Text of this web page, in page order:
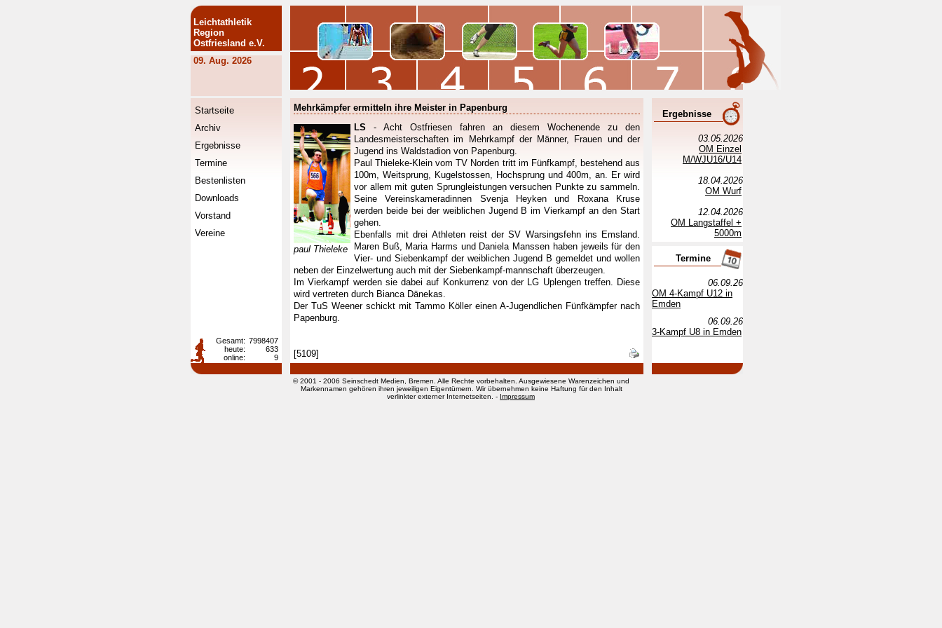
Leichtathletik
Region
Ostfriesland e.V.
09. Aug. 2026
Startseite
Archiv
Ergebnisse
Termine
Bestenlisten
Downloads
Vorstand
Vereine
Mehrkämpfer ermitteln ihre Meister in Papenburg
paul Thieleke
LS - Acht Ostfriesen fahren an diesem Wochenende zu den
Landesmeisterschaften im Mehrkampf der Männer, Frauen und der
Jugend ins Waldstadion von Papenburg.
Paul Thieleke-Klein vom TV Norden tritt im Fünfkampf, bestehend aus
100m, Weitsprung, Kugelstossen, Hochsprung und 400m, an. Er wird
vor allem mit guten Sprungleistungen versuchen Punkte zu sammeln.
Seine Vereinskameradinnen Svenja Heyken und Roxana Kruse
werden beide bei der weiblichen Jugend B im Vierkampf an den Start
gehen.
Ebenfalls mit drei Athleten reist der SV Warsingsfehn ins Emsland.
Maren Buß, Maria Harms und Daniela Manssen haben jeweils für den
Vier- und Siebenkampf der weiblichen Jugend B gemeldet und wollen
neben der Einzelwertung auch mit der Siebenkampf-mannschaft überzeugen.
Im Vierkampf werden sie dabei auf Konkurrenz von der LG Uplengen treffen. Diese
wird vertreten durch Bianca Dänekas.
Der TuS Weener schickt mit Tammo Köller einen A-Jugendlichen Fünfkämpfer nach
Papenburg.
[5109]
Ergebnisse
03.05.2026
OM Einzel
M/WJU16/U14
18.04.2026
OM Wurf
12.04.2026
OM Langstaffel +
5000m
Termine
06.09.26
OM 4-Kampf U12 in
Emden
06.09.26
3-Kampf U8 in Emden
Gesamt: 7998407
heute:
633
online:
9
© 2001 - 2006 Seinschedt Medien, Bremen. Alle Rechte vorbehalten. Ausgewiesene Warenzeichen und
Markennamen gehören ihren jeweiligen Eigentümern. Wir übernehmen keine Haftung für den Inhalt
verlinkter externer Internetseiten. - Impressum